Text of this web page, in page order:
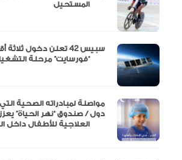
سبيس 42 تعلن دخول ثلاثة
“فورسايت” مرحلة التشغيل الكامل
دول / صندوق “نهر الحياة”